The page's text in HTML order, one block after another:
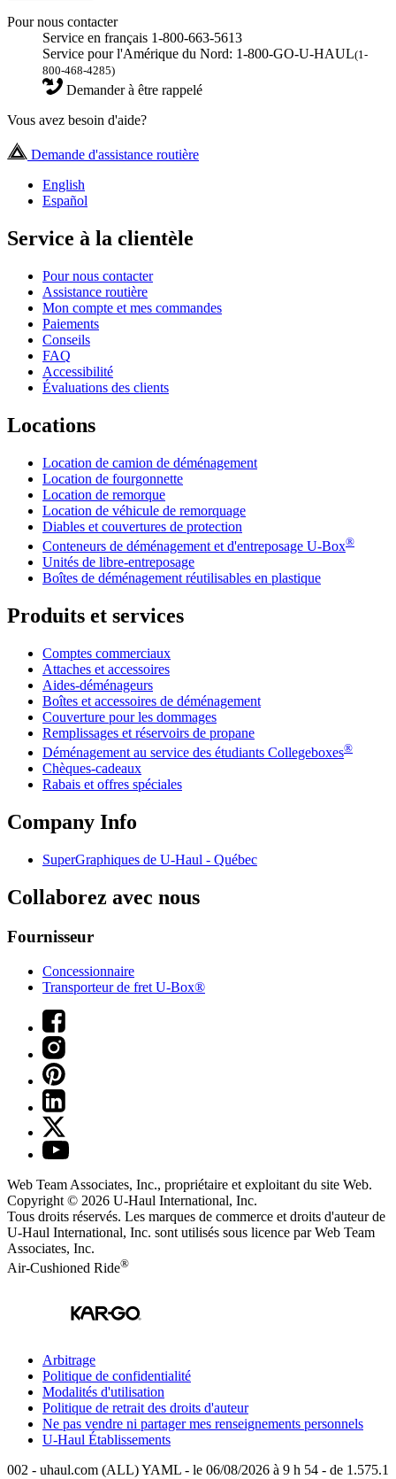
Pour nous contacter
Service en français 1-800-663-5613
Service pour l'Amérique du Nord: 1-800-GO-U-HAUL(1-
800-468-4285)
Demander à être rappelé
Vous avez besoin d'aide?
Demande d'assistance routière
English
Español
Service à la clientèle
Pour nous contacter
Assistance routière
Mon compte et mes commandes
Paiements
Conseils
FAQ
Accessibilité
Évaluations des clients
Locations
Location de camion de déménagement
Location de fourgonnette
Location de remorque
Location de véhicule de remorquage
Diables et couvertures de protection
Conteneurs de déménagement et d'entreposage U-Box®
Unités de libre-entreposage
Boîtes de déménagement réutilisables en plastique
Produits et services
Comptes commerciaux
Attaches et accessoires
Aides-déménageurs
Boîtes et accessoires de déménagement
Couverture pour les dommages
Remplissages et réservoirs de propane
Déménagement au service des étudiants Collegeboxes®
Chèques-cadeaux
Rabais et offres spéciales
Company Info
SuperGraphiques de U-Haul - Québec
Collaborez avec nous
Fournisseur
Concessionnaire
Transporteur de fret U-Box®
Web Team Associates, Inc., propriétaire et exploitant du site Web.
Copyright © 2026 U-Haul International, Inc.
Tous droits réservés. Les marques de commerce et droits d'auteur de
U-Haul International, Inc. sont utilisés sous licence par Web Team
Associates, Inc.
Air-Cushioned Ride®
Arbitrage
Politique de confidentialité
Modalités d'utilisation
Politique de retrait des droits d'auteur
Ne pas vendre ni partager mes renseignements personnels
U-Haul Établissements
002 - uhaul.com (ALL) YAML - le 06/08/2026 à 9 h 54 - de 1.575.1